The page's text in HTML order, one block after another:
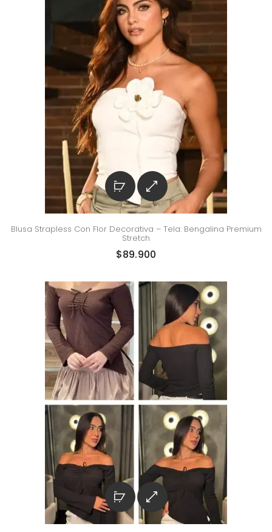
Blusa Strapless Con Flor Decorativa – Tela: Bengalina Premium
Stretch
$89.900